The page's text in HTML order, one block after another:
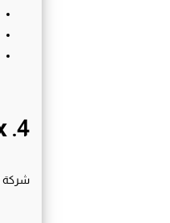
4. FedEx
شركة